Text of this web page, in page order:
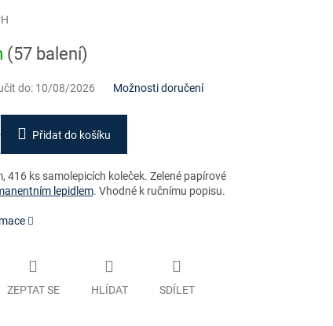
(57 balení)
do: 10/08/2026 Možnosti doručení
Přidat do košíku
416 ks samolepicích koleček. Zelené papírové
lepidlem. Vhodné k ručnímu popisu.
ZEPTAT SE HLÍDAT SDÍLET